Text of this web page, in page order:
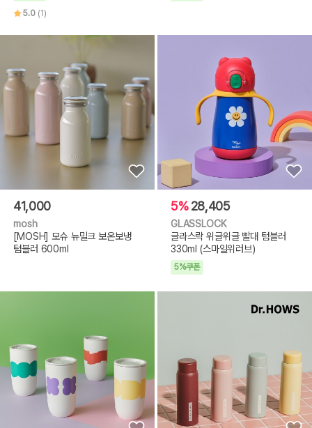
5.0 (1)
41,000
mosh
[MOSH] 모슈 뉴밀크 보온보냉
텀블러 600ml
5% 28,405
GLASSLOCK
글라스락 위글위글 빨대 텀블러
330ml (스마일위러브)
5%쿠폰